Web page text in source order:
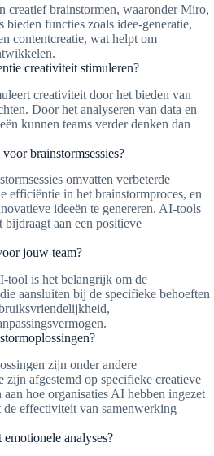
creatief brainstormen, waaronder Miro,
bieden functies zoals idee-generatie,
contentcreatie, wat helpt om
creativiteit stimuleren?
creativiteit door het bieden van
Door het analyseren van data en
kunnen teams verder denken dan
brainstormsessies?
omvatten verbeterde
efficiëntie in het brainstormproces, en
ideeën te genereren. AI-tools
aan een positieve
jouw team?
tool is het belangrijk om de
aansluiten bij de specifieke behoeften
zijn onder andere
zijn afgestemd op specifieke creatieve
aan hoe organisaties AI hebben ingezet
de effectiviteit van samenwerking
analyses?